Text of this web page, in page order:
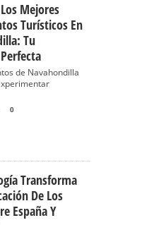
Mejores
Turísticos En
Tu
de Navahondilla
0
Transforma
De Los
España Y